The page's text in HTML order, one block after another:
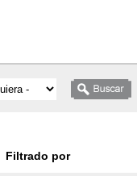
Filtrado por